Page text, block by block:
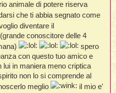
animale di potere riserva
che ti abbia segnato come
diventare il
conoscitore delle 4
spero
con questo tuo amico e
in maniera meno criptica
non lo si comprende al
meglio
il mio e'